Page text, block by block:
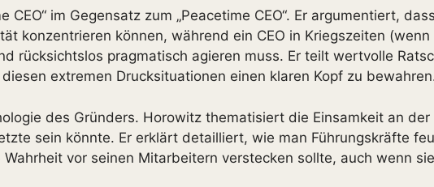
CEO“ im Gegensatz zum „Peacetime CEO“. Er argumentiert,
konzentrieren können, während ein CEO in Kriegszeiten
rücksichtslos pragmatisch agieren muss. Er teilt wertvolle
extremen Drucksituationen einen klaren Kopf zu
des Gründers. Horowitz thematisiert die Einsamkeit an
sein könnte. Er erklärt detailliert, wie man Führungskräfte
vor seinen Mitarbeitern verstecken sollte, auch wenn